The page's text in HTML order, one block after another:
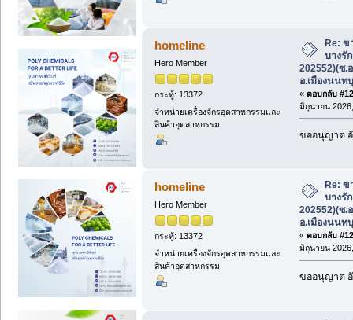
homeline
Hero Member
กระทู้: 13372
จำหน่ายเครื่องจักรอุตสาหกรรมและ
สินค้าอุตสาหกรรม
Re:
บางรั
202552)(ซ.
อ.เมืองนนท
« ตอบกลับ
มิถุนายน
ขออนุญาต
homeline
Hero Member
กระทู้: 13372
จำหน่ายเครื่องจักรอุตสาหกรรมและ
สินค้าอุตสาหกรรม
Re:
บางรั
202552)(ซ.
อ.เมืองนนท
« ตอบกลับ
มิถุนายน
ขออนุญาต